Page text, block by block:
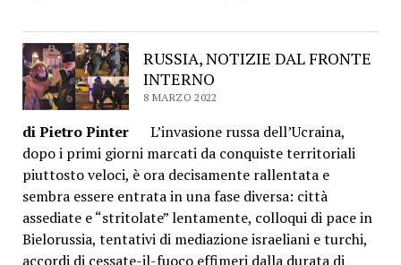
RUSSIA, NOTIZIE DAL FRONTE
INTERNO
8 MARZO 2022
di Pietro PinterL’invasione russa dell’Ucraina,
dopo i primi giorni marcati da conquiste territoriali
piuttosto veloci, è ora decisamente rallentata e
sembra essere entrata in una fase diversa: città
assediate e “stritolate” lentamente, colloqui di pace in
Bielorussia, tentativi di mediazione israeliani e turchi,
accordi di cessate-il-fuoco effimeri dalla durata di